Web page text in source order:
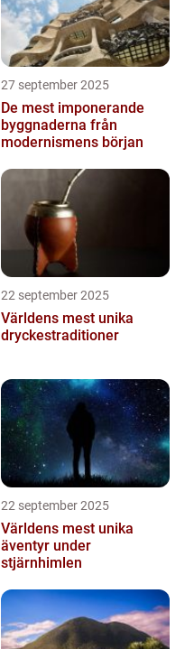
27 september 2025
De mest imponerande
byggnaderna från
modernismens början
22 september 2025
Världens mest unika
dryckestraditioner
22 september 2025
Världens mest unika
äventyr under
stjärnhimlen